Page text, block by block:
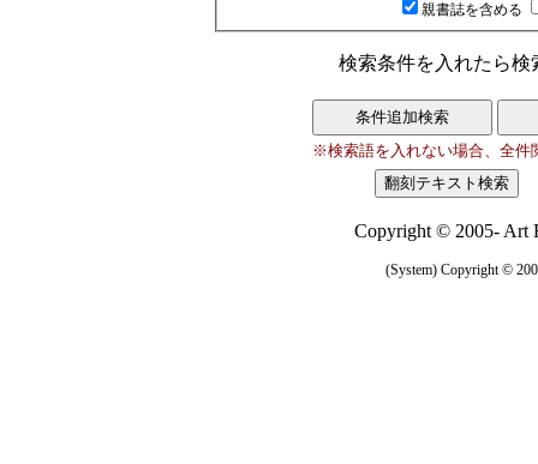
親書誌を含める
検索条件を入れたら
※検索語を入れない場合、全件
Copyright © 2005- Art
(System) Copyright ©